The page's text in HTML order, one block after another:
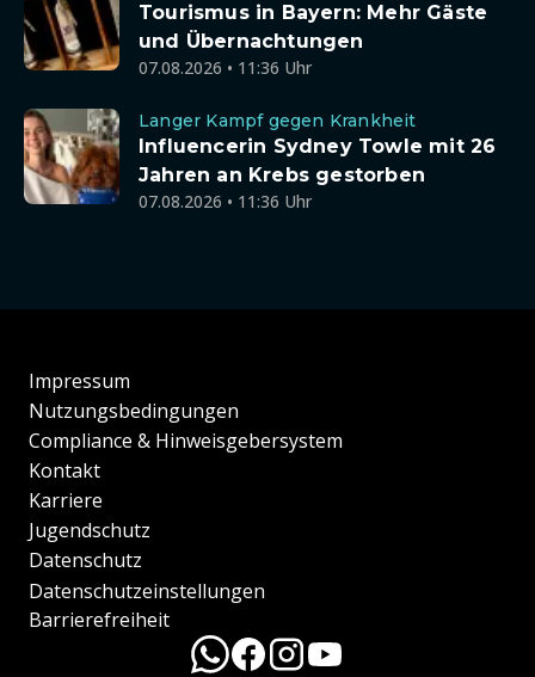
Tourismus in Bayern: Mehr Gäste
und Übernachtungen
07.08.2026 • 11:36 Uhr
Langer Kampf gegen Krankheit
Influencerin Sydney Towle mit 26
Jahren an Krebs gestorben
07.08.2026 • 11:36 Uhr
Impressum
Nutzungsbedingungen
Compliance & Hinweisgebersystem
Kontakt
Karriere
Jugendschutz
Datenschutz
Datenschutzeinstellungen
Barrierefreiheit